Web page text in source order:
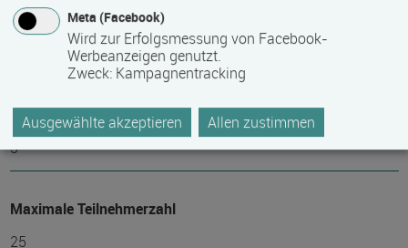
Bemerkungen zum Termin
Kursstart alle 4 Wochen
Mindest­teilnehmer­anzahl
3
Maximale Teilnehmerzahl
25
Meta (Facebook)
Wird zur Erfolgsmessung von Facebook-
Werbeanzeigen genutzt.
Zweck: Kampagnentracking
Ausgewählte akzeptieren Allen zustimmen